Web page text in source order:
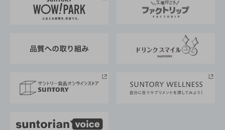
地域情報
サントリーサンバーズ大阪
サントリーが考えるサステナビリティ経営
企業概要
採用情報